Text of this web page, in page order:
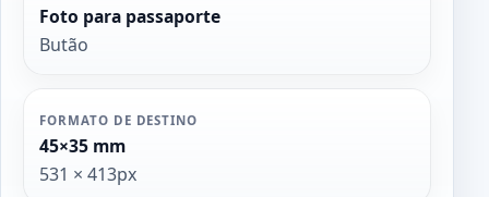
Foto para passaporte
Butão
FORMATO DE DESTINO
45×35 mm
531 × 413px